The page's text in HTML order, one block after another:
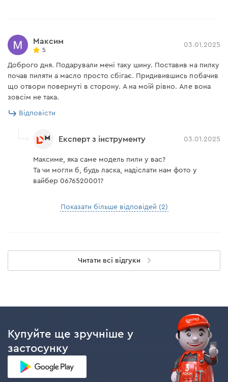
Максим
5
03.01.2025
Доброго дня. Подарували мені таку шину. Поставив на пилку
почав пиляти а масло просто сбігає. Придивившись побачив
що отвори повернуті в сторону. А на моїй рівно. Але вона
зовсім не така.
Відповісти
Експерт з інструменту 03.01.2025
Максиме, яка саме модель пили у вас?
Та чи могли б, будь ласка, надіслати нам фото у
вайбер 0676520001?
Показати більше відповідей (2)
Читати всі відгуки
Купуйте ще зручніше у
застосунку